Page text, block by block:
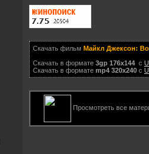
Скачать фильм Майкл Джексон:
Скачать в формате 3gp 176x144 с
Скачать в формате mp4 320x240 с
Просмотреть все